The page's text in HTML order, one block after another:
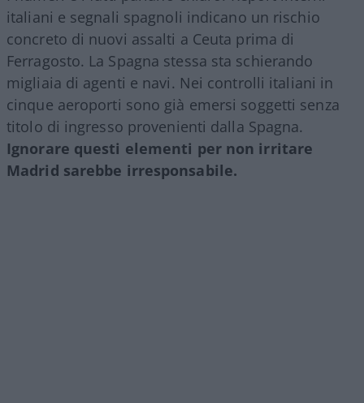
italiani e segnali spagnoli indicano un rischio
concreto di nuovi assalti a Ceuta prima di
Ferragosto. La Spagna stessa sta schierando
migliaia di agenti e navi. Nei controlli italiani in
cinque aeroporti sono già emersi soggetti senza
titolo di ingresso provenienti dalla Spagna.
Ignorare questi elementi per non irritare
Madrid sarebbe irresponsabile.